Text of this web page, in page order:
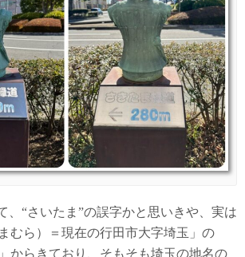
、“さいたま”の誤字かと思いきや、実は
むら）＝現在の行田市大字埼玉」の
」からきており、そもそも埼玉の地名の